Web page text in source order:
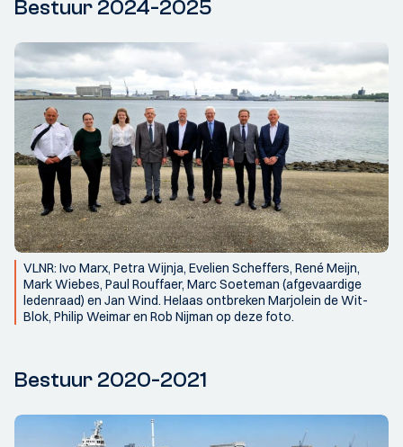
Bestuur 2024-2025
VLNR: Ivo Marx, Petra Wijnja, Evelien Scheffers, René Meijn,
Mark Wiebes, Paul Rouffaer, Marc Soeteman (afgevaardige
ledenraad) en Jan Wind. Helaas ontbreken Marjolein de Wit-
Blok, Philip Weimar en Rob Nijman op deze foto.
Bestuur 2020-2021